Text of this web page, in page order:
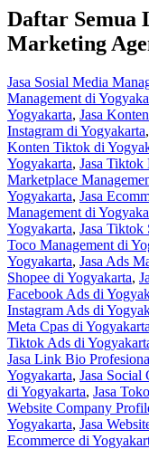
Daftar Semua
Marketing
Jasa Sosial Media
Management di
Yogyakarta, Jasa
Instagram di Yogyakarta,
Konten Tiktok di
Yogyakarta, Jasa Tiktok
Marketplace
Yogyakarta, Jasa
Management di
Yogyakarta, Jasa Tiktok
Toco Management di
Yogyakarta, Jasa Ads
Shopee di Yogyakarta,
Facebook Ads di
Instagram Ads di
Meta Cpas di Yogyakarta
Tiktok Ads di
Jasa Link Bio
Yogyakarta, Jasa Social
di Yogyakarta, Jasa
Website Company
Yogyakarta, Jasa
Ecommerce di